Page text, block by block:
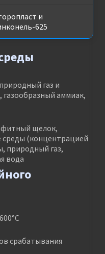
и
625
газ и
аммиак,
щелок,
среды (концентрацией
природный газ,
вода
срабатывания